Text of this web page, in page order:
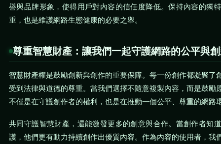
譽與品牌形象，使得用戶對內容的信任度降低。保持內容的獨
重，也是維護網路生態健康的必要之舉。
尊重智慧財產：讓我們一起守護網路的公平與
智慧財產權是鼓勵創新與創作的重要保障。每一份創作都凝聚了
受到法律與道德的尊重。當我們選擇不隨意複製內容，而是鼓勵
不僅是在守護創作者的權利，也是在推動一個公平、尊重的網路
共同守護智慧財產，還能激發更多的創意與合作。當創作者知
護，他們更有動力持續創作出優質內容。作為內容的使用者，我